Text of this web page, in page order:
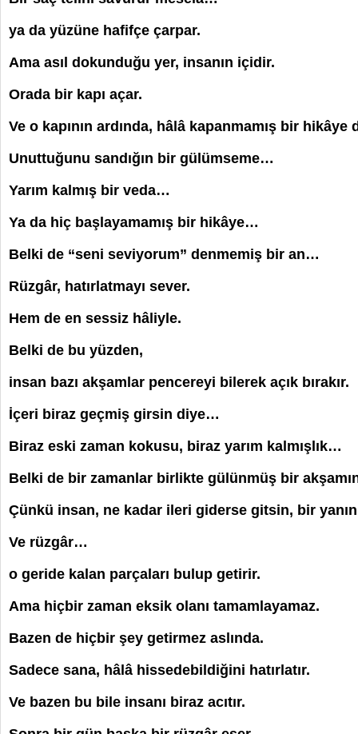
ya da yüzüne hafifçe çarpar.
Ama asıl dokunduğu yer, insanın içidir.
Orada bir kapı açar.
Ve o kapının ardında, hâlâ kapanmamış bir hikâye
Unuttuğunu sandığın bir gülümseme…
Yarım kalmış bir veda…
Ya da hiç başlayamamış bir hikâye…
Belki de “seni seviyorum” denmemiş bir an…
Rüzgâr, hatırlatmayı sever.
Hem de en sessiz hâliyle.
Belki de bu yüzden,
insan bazı akşamlar pencereyi bilerek açık bırakır.
İçeri biraz geçmiş girsin diye…
Biraz eski zaman kokusu, biraz yarım kalmışlık…
Belki de bir zamanlar birlikte gülünmüş bir
Çünkü insan, ne kadar ileri giderse gitsin, bir
Ve rüzgâr…
o geride kalan parçaları bulup getirir.
Ama hiçbir zaman eksik olanı tamamlayamaz.
Bazen de hiçbir şey getirmez aslında.
Sadece sana, hâlâ hissedebildiğini hatırlatır.
Ve bazen bu bile insanı biraz acıtır.